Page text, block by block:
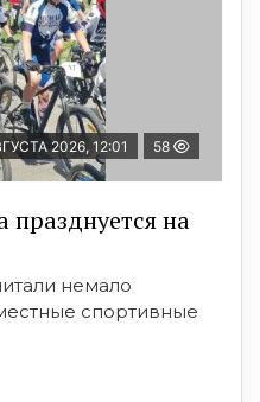
2026, 12:01 58
празднуется на
немало
спортивные